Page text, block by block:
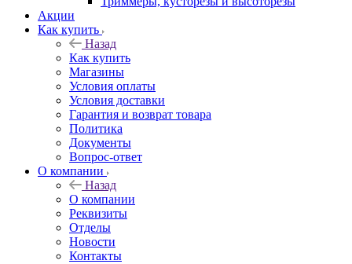
Акции
Как купить
Назад
Как купить
Магазины
Условия оплаты
Условия доставки
Гарантия и возврат товара
Политика
Документы
Вопрос-ответ
О компании
Назад
О компании
Реквизиты
Отделы
Новости
Контакты